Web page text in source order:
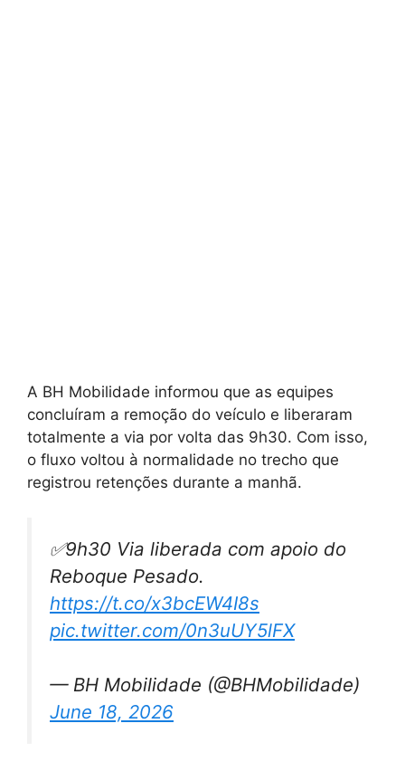
A BH Mobilidade informou que as equipes
concluíram a remoção do veículo e liberaram
totalmente a via por volta das 9h30. Com isso,
o fluxo voltou à normalidade no trecho que
registrou retenções durante a manhã.
✅9h30 Via liberada com apoio do
Reboque Pesado.
https://t.co/x3bcEW4I8s
pic.twitter.com/0n3uUY5lFX
— BH Mobilidade (@BHMobilidade)
June 18, 2026